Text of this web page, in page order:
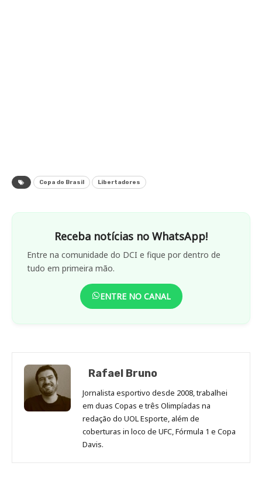
Copa do Brasil Libertadores
Receba notícias no WhatsApp!
Entre na comunidade do DCI e fique por dentro de
tudo em primeira mão.
ENTRE NO CANAL
Rafael Bruno
Jornalista esportivo desde 2008, trabalhei
em duas Copas e três Olimpíadas na
redação do UOL Esporte, além de
coberturas in loco de UFC, Fórmula 1 e Copa
Davis.